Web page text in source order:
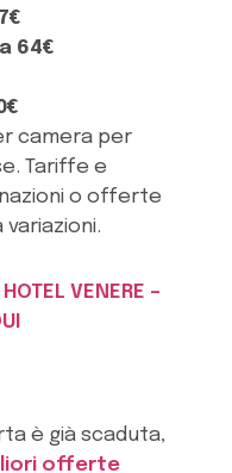
64€
camera per
Tariffe e
o offerte
VENERE –
è già scaduta,
offerte